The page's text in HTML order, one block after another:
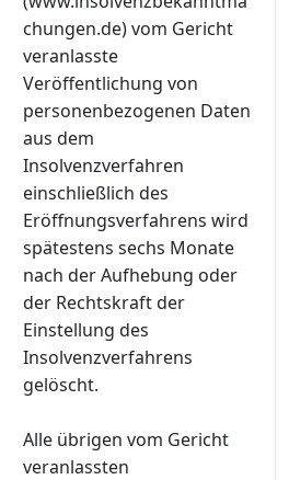
chungen.de) vom Gericht
veranlasste
Veröffentlichung von
personenbezogenen Daten
aus dem
Insolvenzverfahren
einschließlich des
Eröffnungsverfahrens wird
spätestens sechs Monate
nach der Aufhebung oder
der Rechtskraft der
Einstellung des
Insolvenzverfahrens
gelöscht.
Alle übrigen vom Gericht
veranlassten